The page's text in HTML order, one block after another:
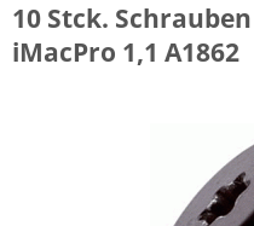
10 Stck.
iMacPro 1,1 A1862